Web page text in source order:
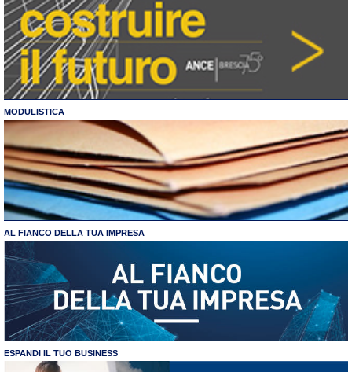
MODULISTICA
AL FIANCO DELLA TUA IMPRESA
ESPANDI IL TUO BUSINESS